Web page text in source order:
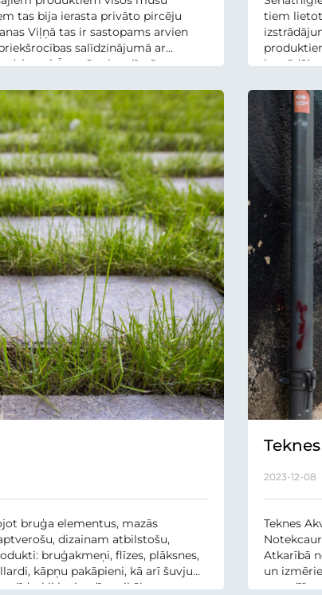
tas bija ierasta privāto pircēju
Viļņā tas ir sastopams arvien
salīdzinājumā ar
testi: Īsumā sakot, līmētas
tiem
bruģa elementus, mazās
dizainam atbilstošu,
bruģakmeņi, flīzes, plāksnes,
kāpņu pakāpieni, kā arī šuvju
līdzekļi ļauj radīt unikālu un
2023-12-08
Teknes
Atkarībā
un